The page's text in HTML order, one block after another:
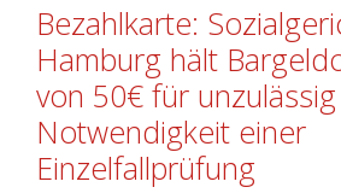
Bezahlkarte:
Hamburg hält
von 50€ für
Notwendigkeit einer
Einzelfallprüfung